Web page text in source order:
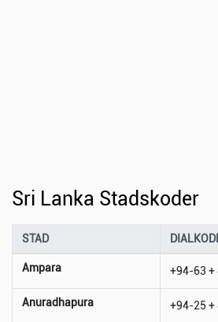
Sri Lanka Stadskoder
STAD
Ampara +94-63 +
Anuradhapura +94-25 +